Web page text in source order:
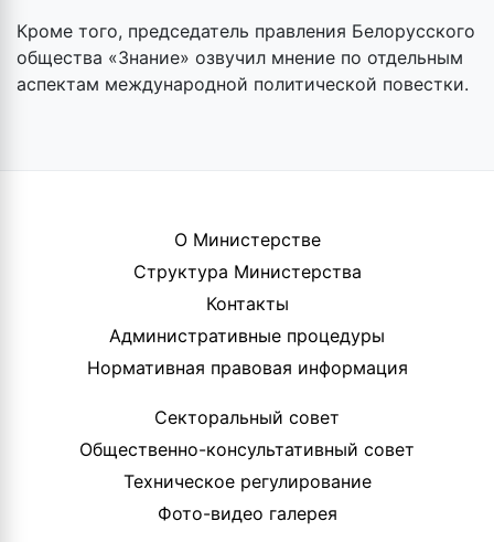
Кроме того, председатель правления Белорусского
общества «Знание» озвучил мнение по отдельным
аспектам международной политической повестки.
О Министерстве
Структура Министерства
Контакты
Административные процедуры
Нормативная правовая информация
Секторальный совет
Общественно-консультативный совет
Техническое регулирование
Фото-видео галерея